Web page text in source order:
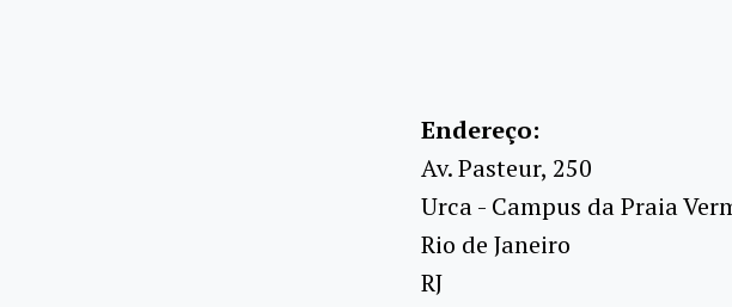
Endereço:
Av. Pasteur, 250
Urca - Campus da Praia
Rio de Janeiro
RJ